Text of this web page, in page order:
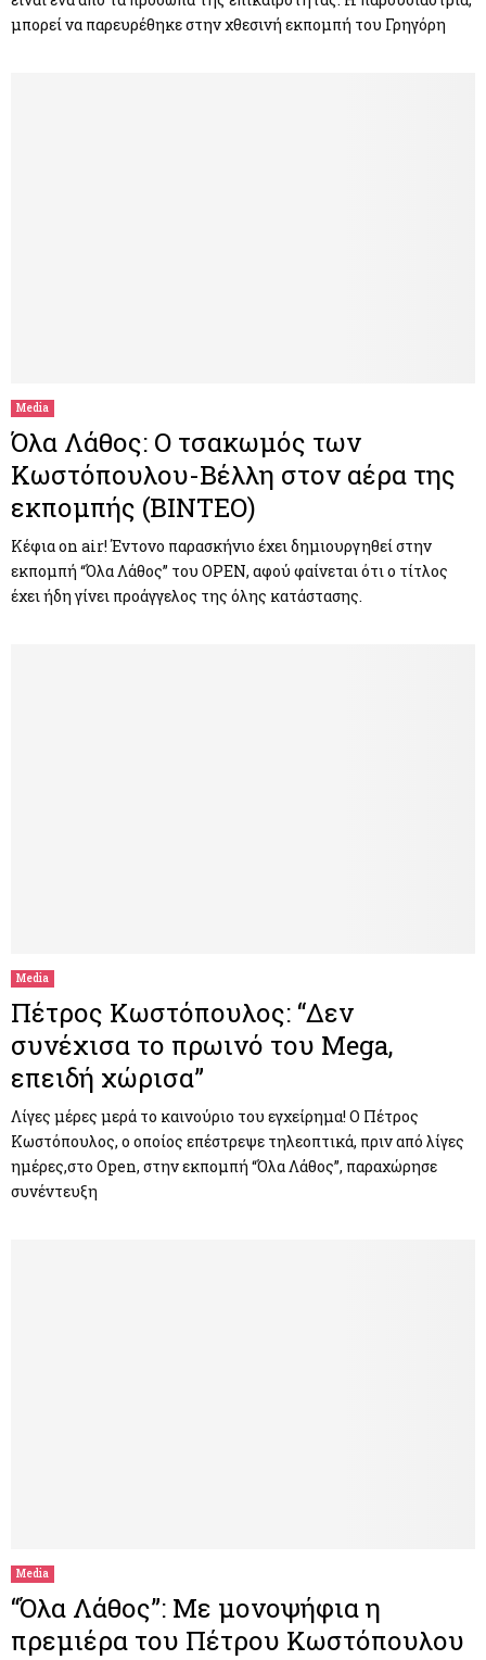
μπορεί να παρευρέθηκε στην χθεσινή εκπομπή του Γρηγόρη
Media
Όλα Λάθος: Ο τσακωμός των
Κωστόπουλου-Βέλλη στον αέρα της
εκπομπής (ΒΙΝΤΕΟ)
Κέφια on air! Έντονο παρασκήνιο έχει δημιουργηθεί στην
εκπομπή “Όλα Λάθος” του OPEN, αφού φαίνεται ότι ο τίτλος
έχει ήδη γίνει προάγγελος της όλης κατάστασης.
Media
Πέτρος Κωστόπουλος: “Δεν
συνέχισα το πρωινό του Mega,
επειδή χώρισα”
Λίγες μέρες μερά το καινούριο του εγχείρημα! Ο Πέτρος
Κωστόπουλος, ο οποίος επέστρεψε τηλεοπτικά, πριν από λίγες
ημέρες,στο Open, στην εκπομπή “Όλα Λάθος”, παραχώρησε
συνέντευξη
Media
“Όλα Λάθος”: Με μονοψήφια η
πρεμιέρα του Πέτρου Κωστόπουλου